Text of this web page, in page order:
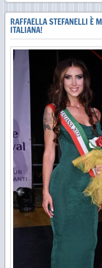
RAFFAELLA STEFANELLI
ITALIANA!